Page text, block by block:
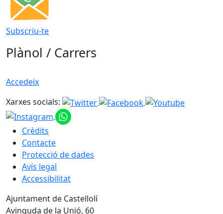
Subscriu-te
Plànol / Carrers
Accedeix
Xarxes socials:
Crèdits
Contacte
Protecció de dades
Avís legal
Accessibilitat
Ajuntament de Castellolí
Avinguda de la Unió, 60